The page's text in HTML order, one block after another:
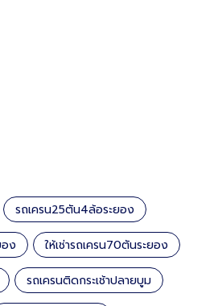
รถเครน25ตัน4ล้อระยอง
ง ให้เช่ารถเครน70ตันระยอง
รถเครนติดกระเช้าปลายบูม